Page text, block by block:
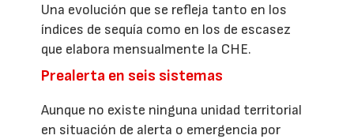
Una evolución que se refleja tanto en los
índices de sequía como en los de escasez
que elabora mensualmente la CHE.
Prealerta en seis sistemas
Aunque no existe ninguna unidad territorial
en situación de alerta o emergencia por